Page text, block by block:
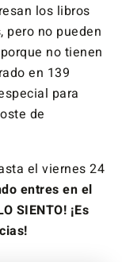
los libros
pero no pueden
no tienen
en 139
para
de
el viernes 24
entres en el
SIENTO! ¡Es